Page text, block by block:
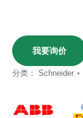
我要询价
分类： Schneider